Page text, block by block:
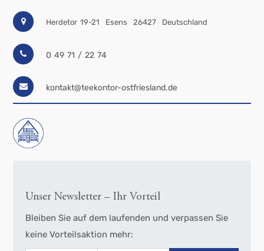
Herdetor 19-21 Esens 26427 Deutschland
0 49 71 / 22 74
kontakt@teekontor-ostfriesland.de
Unser Newsletter – Ihr Vorteil
Bleiben Sie auf dem laufenden und verpassen Sie
keine Vorteilsaktion mehr: